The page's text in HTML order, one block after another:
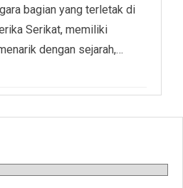
bagian yang terletak di
Serikat, memiliki
dengan sejarah,…